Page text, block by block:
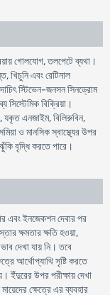
গোলযোগ, তলপেটে ব্যথা।
খিচুনি এবং রেটিনাল
স্টিভেন-জনসন সিনড্রোম
সিস্টেমিক বিক্রিয়া।
যকৃত এনজাইম, বিলিরুবিন,
ও মানসিক স্বাস্থ্যের উপর
বৃদ্ধি করতে পারে।
এবং ইনজেকশন দেবার পর
ক্ষমতার ক্ষতি হওয়া,
দেখা যায় নি। তবে
আর্থোপ্যাথি সৃষ্টি করতে
ইঁদুরের উপর পরীক্ষায় দেখা
ক্ষেত্রে এর ব্যবহার